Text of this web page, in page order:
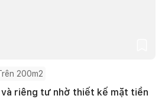
200m2
và riêng tư nhờ thiết kế mặt tiền